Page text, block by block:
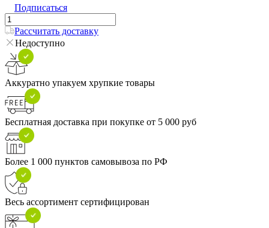
Подписаться
Рассчитать доставку
Недоступно
Аккуратно упакуем хрупкие товары
Бесплатная доставка при покупке от 5 000 руб
Более 1 000 пунктов самовывоза по РФ
Весь ассортимент сертифицирован